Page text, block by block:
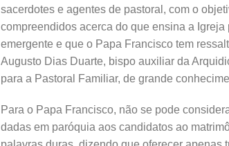
sacerdotes e agentes de pastoral, com o
compreendidos acerca do que ensina a
emergente e que o Papa Francisco tem
Augusto Dias Duarte, bispo auxiliar da
para a Pastoral Familiar, de grande
Para o Papa Francisco, não se pode
dadas em paróquia aos candidatos ao